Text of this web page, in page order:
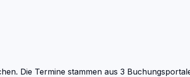
Die Termine stammen aus 3